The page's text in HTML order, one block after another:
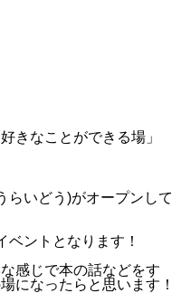
きなことができる場」
らいどう)がオープンして
ントとなります！
感じで本の話などをす
になったらと思います！